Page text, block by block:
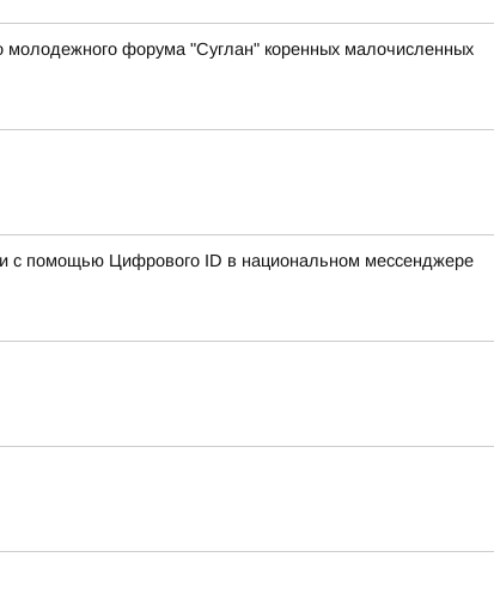
молодежного форума "Суглан" коренных малочисленных
с помощью Цифрового ID в национальном мессенджере